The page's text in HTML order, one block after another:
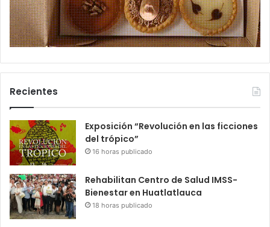
Recientes
Exposición “Revolución en las ficciones
del trópico”
16 horas publicado
Rehabilitan Centro de Salud IMSS-
Bienestar en Huatlatlauca
18 horas publicado